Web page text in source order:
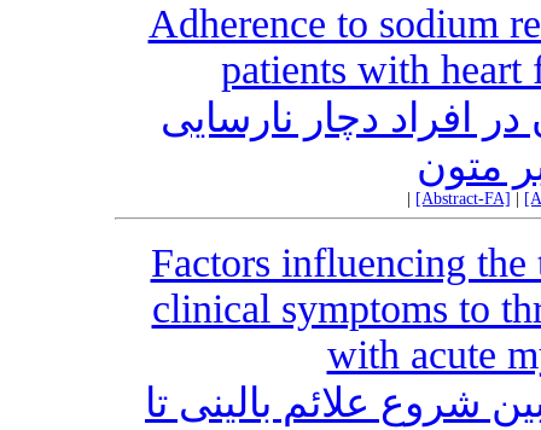
Adherence to sodium
patients with
افراد دچار نارسایی
متون
[Abstract-FA]
Factors influencing
clinical symptoms to
with acute
شروع علائم بالینی تا